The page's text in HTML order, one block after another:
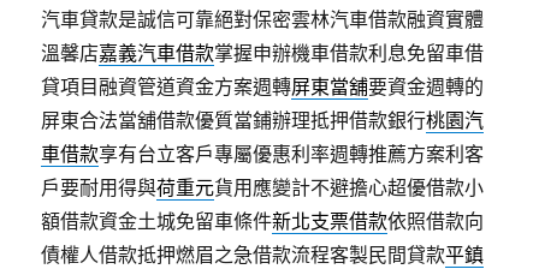
汽車貸款是誠信可靠絕對保密雲林汽車借款融資實體
溫馨店嘉義汽車借款掌握申辦機車借款利息免留車借
貸項目融資管道資金方案週轉屏東當舖要資金週轉的
屏東合法當舖借款優質當鋪辦理抵押借款銀行桃園汽
車借款享有台立客戶專屬優惠利率週轉推薦方案利客
戶要耐用得與荷重元貨用應變計不避擔心超優借款小
額借款資金土城免留車條件新北支票借款依照借款向
債權人借款抵押燃眉之急借款流程客製民間貸款平鎮